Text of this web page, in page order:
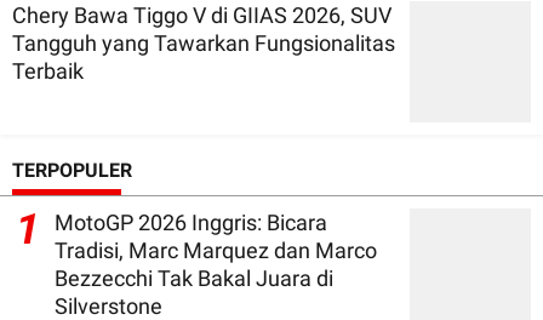
Chery Bawa Tiggo V di GIIAS 2026, SUV
Tangguh yang Tawarkan Fungsionalitas
Terbaik
TERPOPULER
1
MotoGP 2026 Inggris: Bicara
Tradisi, Marc Marquez dan Marco
Bezzecchi Tak Bakal Juara di
Silverstone